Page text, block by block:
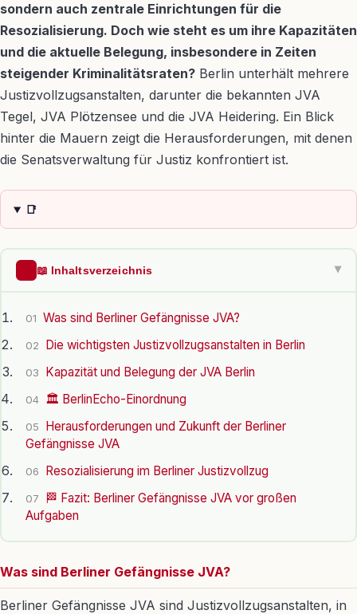
sondern auch zentrale Einrichtungen für die
Resozialisierung. Doch wie steht es um ihre Kapazitäten
und die aktuelle Belegung, insbesondere in Zeiten
steigender Kriminalitätsraten? Berlin unterhält mehrere
Justizvollzugsanstalten, darunter die bekannten JVA
Tegel, JVA Plötzensee und die JVA Heidering. Ein Blick
hinter die Mauern zeigt die Herausforderungen, mit denen
die Senatsverwaltung für Justiz konfrontiert ist.
📑
📖 Inhaltsverzeichnis ▶
01 Was sind Berliner Gefängnisse JVA?
02 Die wichtigsten Justizvollzugsanstalten in Berlin
03 Kapazität und Belegung der JVA Berlin
04 🏛️ BerlinEcho-Einordnung
05
Herausforderungen und Zukunft der Berliner
Gefängnisse JVA
06 Resozialisierung im Berliner Justizvollzug
07
🏁 Fazit: Berliner Gefängnisse JVA vor großen
Aufgaben
Was sind Berliner Gefängnisse JVA?
Berliner Gefängnisse JVA sind Justizvollzugsanstalten, in